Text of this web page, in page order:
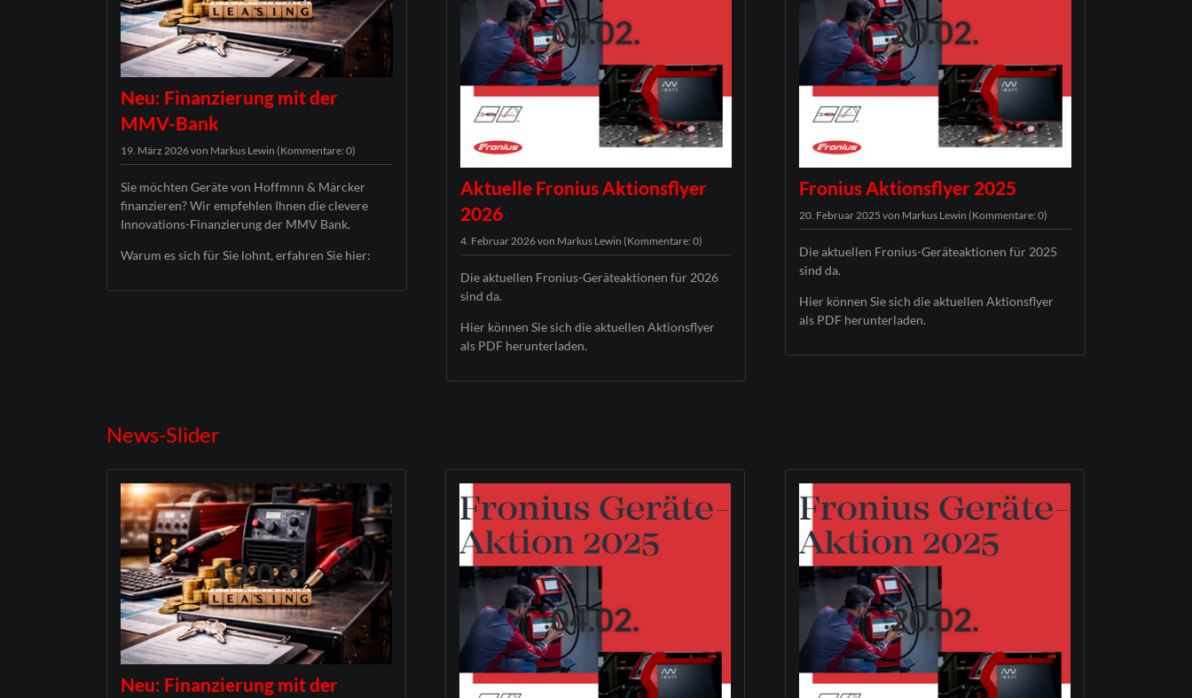
Suche
Sitemap
Neu: Finanzierung mit der
MMV-Bank
19. März 2026von Markus Lewin (Kommentare: 0)
Sie möchten Geräte von Hoffmnn & Märcker
finanzieren? Wir empfehlen Ihnen die clevere
Innovations-Finanzierung der MMV Bank.
Warum es sich für Sie lohnt, erfahren Sie hier:
04.02.
Aktuelle Fronius Aktionsflyer
2026
4. Februar 2026von Markus Lewin (Kommentare: 0)
Die aktuellen Fronius-Geräteaktionen für 2026
sind da.
Hier können Sie sich die aktuellen Aktionsflyer
als PDF herunterladen.
20.02.
Fronius Aktionsflyer 2025
20. Februar 2025von Markus Lewin (Kommentare: 0)
Die aktuellen Fronius-Geräteaktionen für 2025
sind da.
Hier können Sie sich die aktuellen Aktionsflyer
als PDF herunterladen.
News-Slider
19.03.
Neu: Finanzierung mit der
04.02. 20.02.